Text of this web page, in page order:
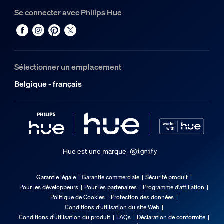
Durée de vie
Options/accessoires inclus
Gradable avec l'application et la télécommande Hue
Résistance totale aux intempéries
Indice de rendu de couleur (IRC)
Se connecter avec Philips Hue
Sélectionner un emplacement
Belgique - français
Hue est une marque
Garantie légale Garantie commerciale
Sécurité produit
Pour les développeurs
Pour les partenaires
Programme d'affiliation
Politique de Cookies
Protection des données
Conditions d’utilisation du site Web
Conditions d’utilisation du produit
FAQs
Déclaration de conformité